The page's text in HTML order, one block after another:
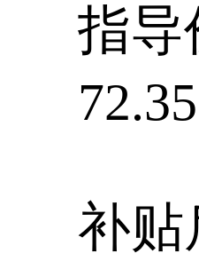
指导
补贴